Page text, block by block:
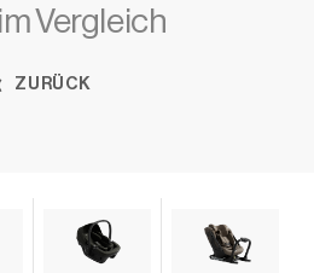
Vergleich
ZURÜCK